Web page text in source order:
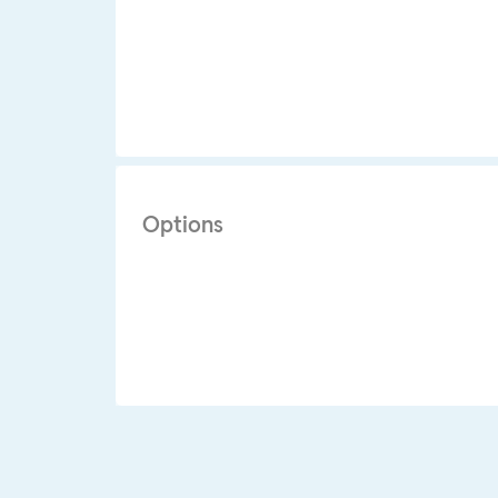
Options